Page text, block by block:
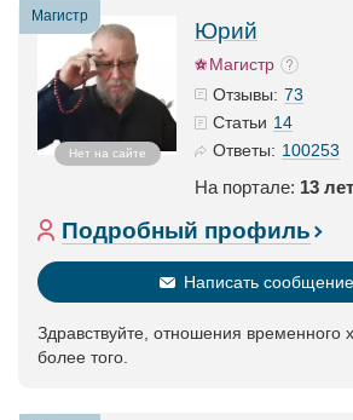
Магистр
Нет на сайте
Юрий
Магистр
Отзывы: 73
Статьи 14
Ответы: 100253
На портале: 13
Подробный профиль
Написать сообщение
Здравствуйте, отношения временного
более того.